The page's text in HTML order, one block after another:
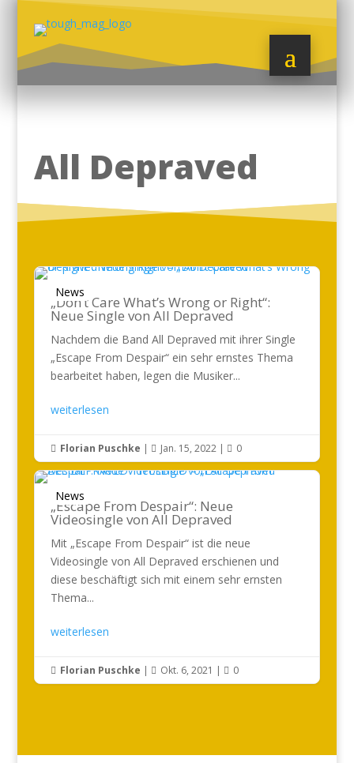
All Depraved
News
„Don’t Care What’s Wrong or Right“:
Neue Single von All Depraved
Nachdem die Band All Depraved mit ihrer Single
„Escape From Despair“ ein sehr ernstes Thema
bearbeitet haben, legen die Musiker...
weiterlesen
 Florian Puschke |  Jan. 15, 2022|  0
News
„Escape From Despair“: Neue
Videosingle von All Depraved
Mit „Escape From Despair“ ist die neue
Videosingle von All Depraved erschienen und
diese beschäftigt sich mit einem sehr ernsten
Thema...
weiterlesen
 Florian Puschke |  Okt. 6, 2021 |  0